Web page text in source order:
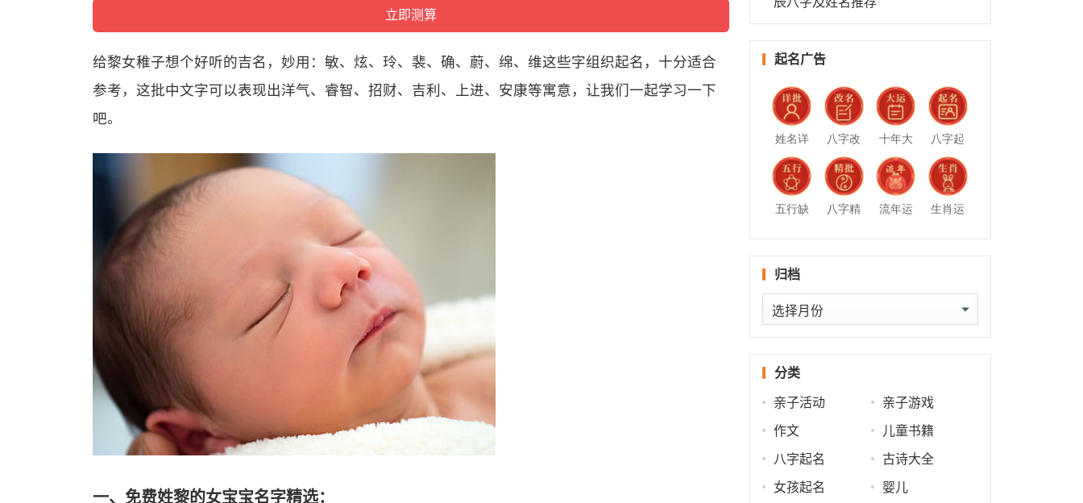
给黎女稚子想个好听的吉名，妙用：敏、炫、玲、裴、确、蔚、绵、维这些字组织起名，十分适合
参考，这批中文字可以表现出洋气、睿智、招财、吉利、上进、安康等寓意，让我们一起学习一下
吧。
一、免费姓黎的女宝宝名字精选：
起名广告
姓名详
批
八字改
名
十年大
运
八字起
名
五行缺
八字精
流年运
生肖运
归档
归
档
分类
亲子活动 亲子游戏
作文 儿童书籍
八字起名 古诗大全
女孩起名 婴儿